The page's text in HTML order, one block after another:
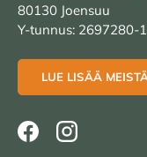
80130 Joensuu
Y-tunnus: 2697280-1
LUE LISÄÄ
FacebookInstagram